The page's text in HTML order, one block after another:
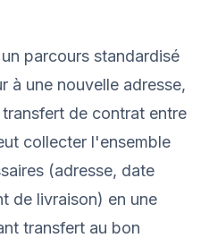
parcours standardisé
à une nouvelle adresse,
de contrat entre
collecter l'ensemble
(adresse, date
de livraison) en une
transfert au bon